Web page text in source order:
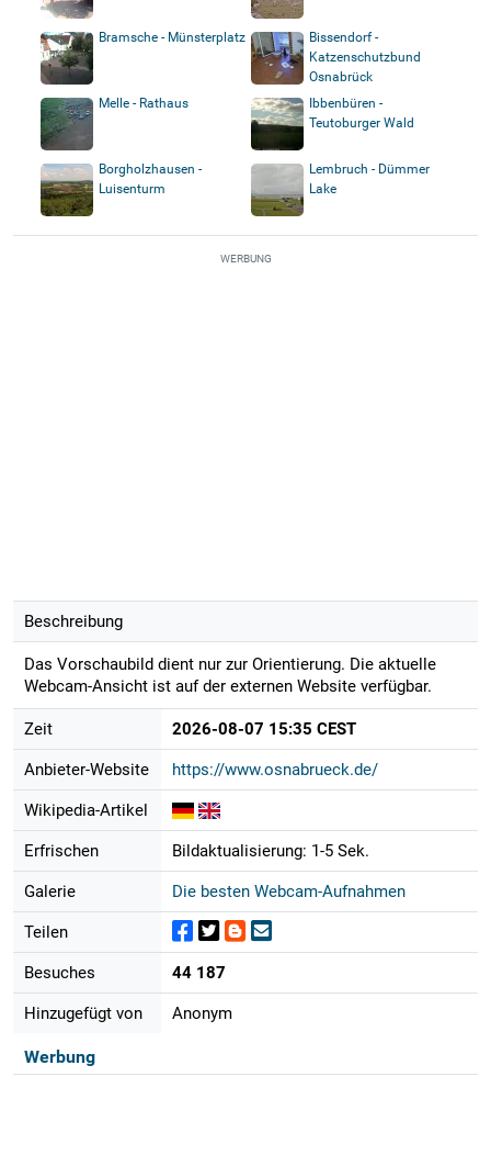
Bramsche - Münsterplatz
Bissendorf -
Katzenschutzbund
Osnabrück
Melle - Rathaus
Ibbenbüren -
Teutoburger Wald
Borgholzhausen -
Luisenturm
Lembruch - Dümmer
Lake
WERBUNG
Beschreibung
Das Vorschaubild dient nur zur Orientierung. Die aktuelle
Webcam-Ansicht ist auf der externen Website verfügbar.
Zeit 2026-08-07 15:35 CEST
Anbieter-Website https://www.osnabrueck.de/
Wikipedia-Artikel
Erfrischen Bildaktualisierung: 1-5 Sek.
Galerie Die besten Webcam-Aufnahmen
Teilen
Besuches 44 187
Hinzugefügt von Anonym
Werbung